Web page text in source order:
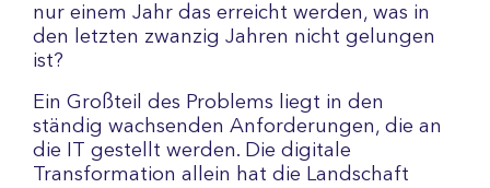
nur einem Jahr das erreicht werden, was in
den letzten zwanzig Jahren nicht gelungen
ist?
Ein Großteil des Problems liegt in den
ständig wachsenden Anforderungen, die an
die IT gestellt werden. Die digitale
Transformation allein hat die Landschaft